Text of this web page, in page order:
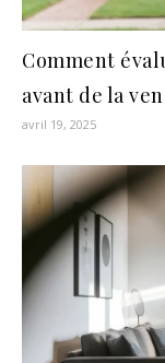
Comment
avant de la
avril 19, 2025